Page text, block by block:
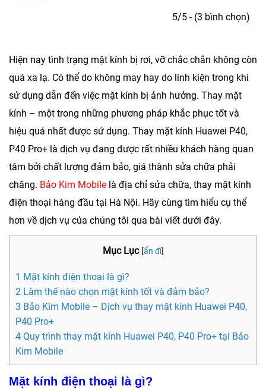
5/5 - (3 bình chọn)
Hiện nay tình trạng mặt kính bị rơi, vỡ chắc chắn không còn
quá xa lạ. Có thể do không may hay do linh kiện trong khi
sử dụng dẫn đến việc mặt kính bị ảnh hưởng. Thay mặt
kính – một trong những phương pháp khắc phục tốt và
hiệu quả nhất được sử dụng. Thay mặt kính Huawei P40,
P40 Pro+ là dịch vụ đang được rất nhiều khách hàng quan
tâm bởi chất lượng đảm bảo, giá thành sửa chữa phải
chăng. Bảo Kim Mobile là địa chỉ sửa chữa, thay mặt kính
điện thoại hàng đầu tại Hà Nội. Hãy cùng tìm hiểu cụ thể
hơn về dịch vụ của chúng tôi qua bài viết dưới đây.
Mục Lục [ẩn đi]
1 Mặt kính điện thoại là gì?
2 Làm thế nào chọn mặt kính tốt và đảm bảo?
3 Bảo Kim Mobile – Dịch vụ thay mặt kính Huawei P40,
P40 Pro+
4 Quy trình thay mặt kính Huawei P40, P40 Pro+ tại Bảo
Kim Mobile
Mặt kính điện thoại là gì?